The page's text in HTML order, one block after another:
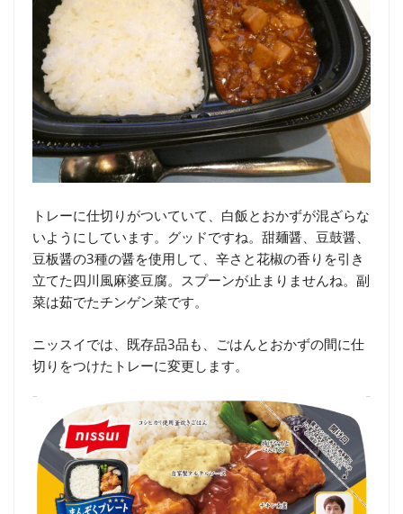
トレーに仕切りがついていて、白飯とおかずが混ざらな
いようにしています。グッドですね。甜麺醤、豆鼓醤、
豆板醤の3種の醤を使用して、辛さと花椒の香りを引き
立てた四川風麻婆豆腐。スプーンが止まりませんね。副
菜は茹でたチンゲン菜です。
ニッスイでは、既存品3品も、ごはんとおかずの間に仕
切りをつけたトレーに変更します。